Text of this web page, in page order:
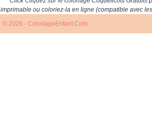
imprimable ou coloriez-la en ligne (compatible avec
© 2026 - ColoriageEnfant.Com